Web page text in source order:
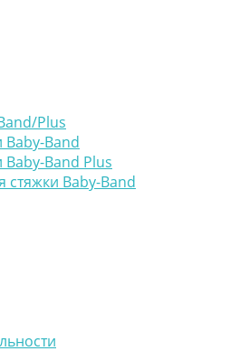
Plus
Band
Band Plus
Baby-Band